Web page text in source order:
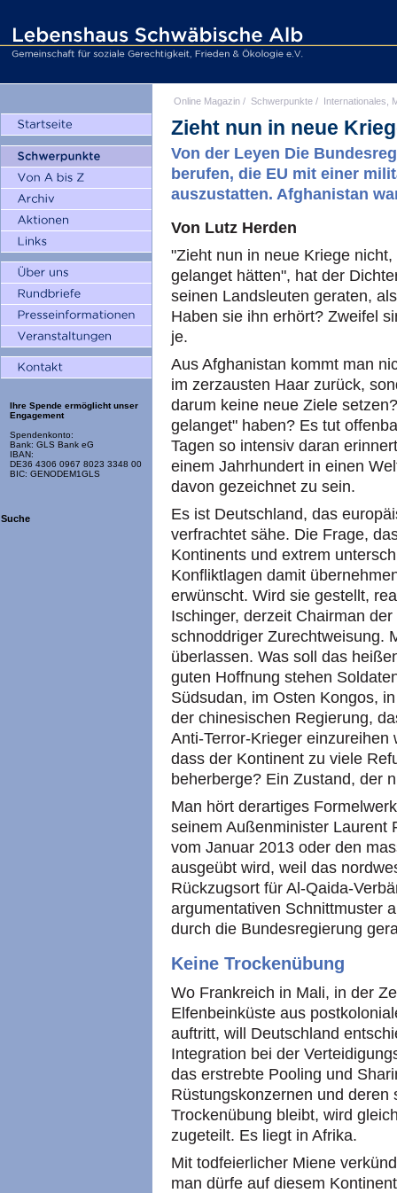
Ihre Spende ermöglicht unser
Engagement
Spendenkonto:
Bank: GLS Bank eG
IBAN:
DE36 4306 0967 8023 3348 00
BIC: GENODEM1GLS
Suche
Online Magazin / Schwerpunkte / Internationales,
Zieht nun in neue
Von der Leyen Die
berufen, die EU mit einer
auszustatten. Afghanistan
Von Lutz Herden
"Zieht nun in neue Kriege
gelanget hätten", hat der
seinen Landsleuten geraten,
Haben sie ihn erhört? Zweifel
je.
Aus Afghanistan kommt man
im zerzausten Haar zurück,
darum keine neue Ziele
gelanget" haben? Es tut
Tagen so intensiv daran
einem Jahrhundert in einen
davon gezeichnet zu sein.
Es ist Deutschland, das
verfrachtet sähe. Die Frage,
Kontinents und extrem
Konfliktlagen damit
erwünscht. Wird sie gestellt,
Ischinger, derzeit Chairman
schnoddriger Zurechtweisung.
überlassen. Was soll das
guten Hoffnung stehen
Südsudan, im Osten Kongos,
der chinesischen Regierung,
Anti-Terror-Krieger
dass der Kontinent zu viele
beherberge? Ein Zustand, der
Man hört derartiges
seinem Außenminister Laurent
vom Januar 2013 oder den
ausgeübt wird, weil das
Rückzugsort für Al-Qaida-
argumentativen Schnittmuster
durch die Bundesregierung
Keine Trockenübung
Wo Frankreich in Mali, in der
Elfenbeinküste aus
auftritt, will Deutschland
Integration bei der
das erstrebte Pooling und
Rüstungskonzernen und
Trockenübung bleibt, wird
zugeteilt. Es liegt in Afrika.
Mit todfeierlicher Miene
man dürfe auf diesem